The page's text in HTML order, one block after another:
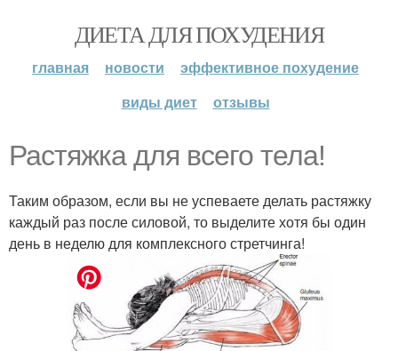
ДИЕТА ДЛЯ ПОХУДЕНИЯ
главная новости
эффективное похудение
виды диет
отзывы
Растяжка для всего тела!
Таким образом, если вы не успеваете делать растяжку
каждый раз после силовой, то выделите хотя бы один
день в неделю для комплексного стретчинга!